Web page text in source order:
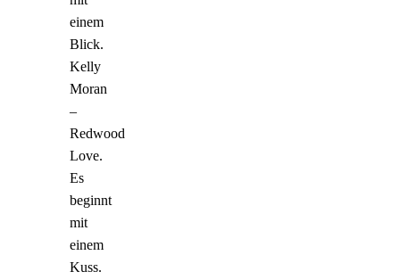
einem
Blick.
Kelly
Moran
–
Redwood
Love.
Es
beginnt
mit
einem
Kuss.